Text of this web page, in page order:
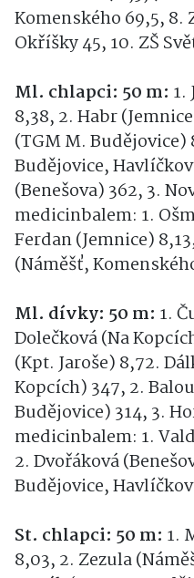
Komenského 69,5, 8.
Okříšky 45, 10. ZŠ
Ml. chlapci: 50 m: 1.
8,38, 2. Habr
(TGM M. Budějovice)
Budějovice,
(Benešova) 362, 3.
medicinbalem: 1.
Ferdan (Jemnice)
(Náměšť,
Ml. dívky: 50 m: 1.
Dolečková (Na
(Kpt. Jaroše) 8,72.
Kopcích) 347, 2.
Budějovice) 314, 3.
medicinbalem: 1.
2. Dvořáková
Budějovice,
St. chlapci: 50 m: 1.
8,03, 2. Zezula